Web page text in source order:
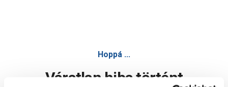
Hoppá ...
Váratlan hiba történt